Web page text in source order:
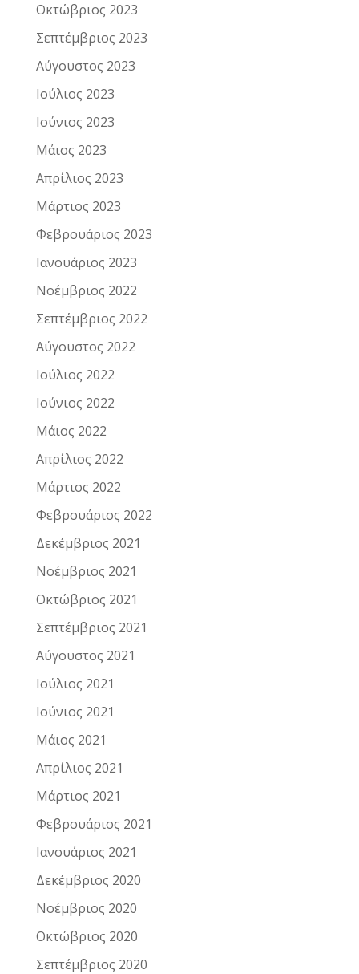
Οκτώβριος 2023
Σεπτέμβριος 2023
Αύγουστος 2023
Ιούλιος 2023
Ιούνιος 2023
Μάιος 2023
Απρίλιος 2023
Μάρτιος 2023
Φεβρουάριος 2023
Ιανουάριος 2023
Νοέμβριος 2022
Σεπτέμβριος 2022
Αύγουστος 2022
Ιούλιος 2022
Ιούνιος 2022
Μάιος 2022
Απρίλιος 2022
Μάρτιος 2022
Φεβρουάριος 2022
Δεκέμβριος 2021
Νοέμβριος 2021
Οκτώβριος 2021
Σεπτέμβριος 2021
Αύγουστος 2021
Ιούλιος 2021
Ιούνιος 2021
Μάιος 2021
Απρίλιος 2021
Μάρτιος 2021
Φεβρουάριος 2021
Ιανουάριος 2021
Δεκέμβριος 2020
Νοέμβριος 2020
Οκτώβριος 2020
Σεπτέμβριος 2020